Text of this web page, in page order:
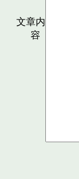
文章内
容